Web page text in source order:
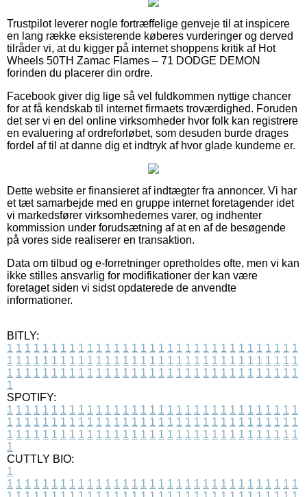
Trustpilot leverer nogle fortræffelige genveje til at inspicere
en lang række eksisterende køberes vurderinger og derved
tilråder vi, at du kigger på internet shoppens kritik af Hot
Wheels 50TH Zamac Flames – 71 DODGE DEMON
forinden du placerer din ordre.
Facebook giver dig lige så vel fuldkommen nyttige chancer
for at få kendskab til internet firmaets troværdighed. Foruden
det ser vi en del online virksomheder hvor folk kan registrere
en evaluering af ordreforløbet, som desuden burde drages
fordel af til at danne dig et indtryk af hvor glade kunderne er.
Dette website er finansieret af indtægter fra annoncer. Vi har
et tæt samarbejde med en gruppe internet foretagender idet
vi markedsfører virksomhedernes varer, og indhenter
kommission under forudsætning af at en af de besøgende
på vores side realiserer en transaktion.
Data om tilbud og e-forretninger opretholdes ofte, men vi kan
ikke stilles ansvarlig for modifikationer der kan være
foretaget siden vi sidst opdaterede de anvendte
informationer.
BITLY:
1 1 1 1 1 1 1 1 1 1 1 1 1 1 1 1 1 1 1 1 1 1 1 1 1 1 1 1 1 1 1 1 1
1 1 1 1 1 1 1 1 1 1 1 1 1 1 1 1 1 1 1 1 1 1 1 1 1 1 1 1 1 1 1 1 1
1 1 1 1 1 1 1 1 1 1 1 1 1 1 1 1 1 1 1 1 1 1 1 1 1 1 1 1 1 1 1 1 1
1
SPOTIFY:
1 1 1 1 1 1 1 1 1 1 1 1 1 1 1 1 1 1 1 1 1 1 1 1 1 1 1 1 1 1 1 1 1
1 1 1 1 1 1 1 1 1 1 1 1 1 1 1 1 1 1 1 1 1 1 1 1 1 1 1 1 1 1 1 1 1
1 1 1 1 1 1 1 1 1 1 1 1 1 1 1 1 1 1 1 1 1 1 1 1 1 1 1 1 1 1 1 1 1
1
CUTTLY BIO:
1
1 1 1 1 1 1 1 1 1 1 1 1 1 1 1 1 1 1 1 1 1 1 1 1 1 1 1 1 1 1 1 1 1